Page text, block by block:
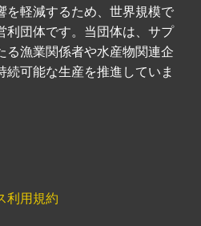
を軽減するため、世界規模で
利団体です。当団体は、サプ
る漁業関係者や水産物関連企
続可能な生産を推進していま
利用規約